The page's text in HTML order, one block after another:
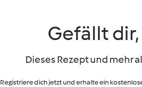
Gefällt
Dieses Rezept und mehr
Registriere dich jetzt und erhalte ein